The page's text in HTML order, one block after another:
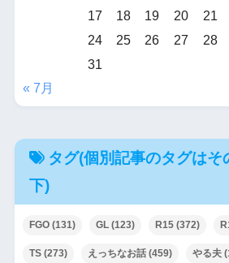
17
18 19 20 21
24
25 26 27 28
31
« 7月
タグ(個別記事のタグはそ
下)
FGO(131) GL(123) R15(372)
TS(273) えっちなお話(459) やる夫